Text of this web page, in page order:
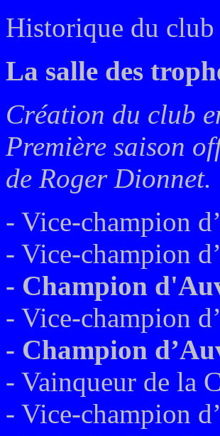
Historique du
La salle des
Création du club
Première saison
de Roger Dionnet.
- Vice-champion
- Vice-champion
- Champion
- Vice-champion
- Champion
- Vainqueur de la
- Vice-champion